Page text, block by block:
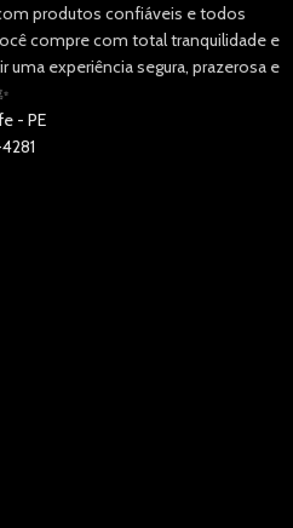
produtos confiáveis e todos
compre com total tranquilidade e
uma experiência segura, prazerosa e
- PE